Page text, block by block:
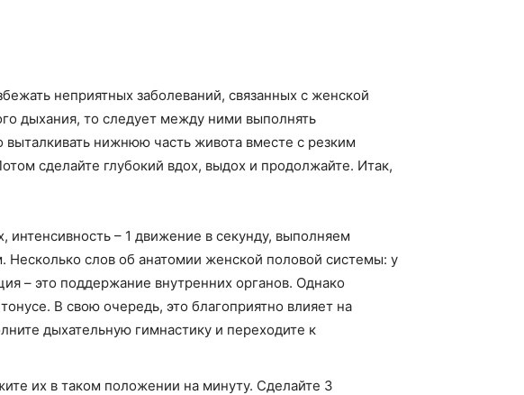
неприятных заболеваний, связанных с женской
дыхания, то следует между ними выполнять
нижнюю часть живота вместе с резким
сделайте глубокий вдох, выдох и продолжайте. Итак,
– 1 движение в секунду, выполняем
слов об анатомии женской половой системы: у
– это поддержание внутренних органов. Однако
В свою очередь, это благоприятно влияет на
дыхательную гимнастику и переходите к
их в таком положении на минуту. Сделайте 3